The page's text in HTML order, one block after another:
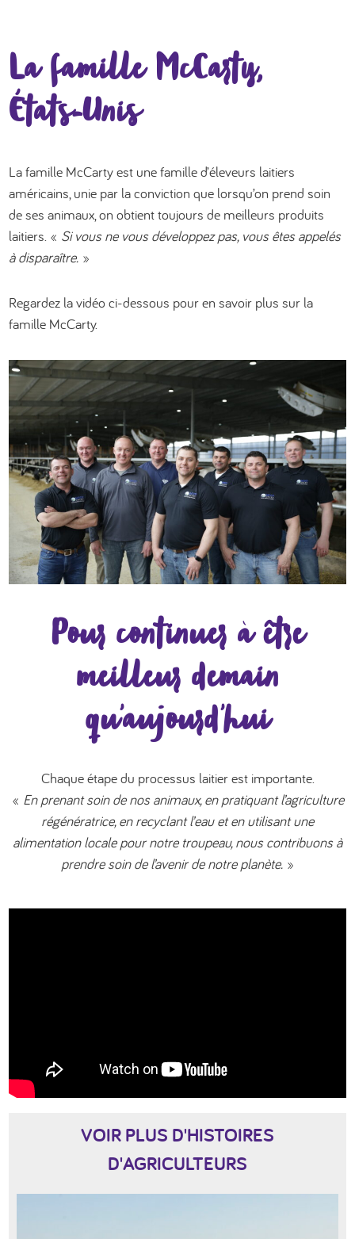
La famille McCarty,
États-Unis
La famille McCarty est une famille d’éleveurs laitiers
américains, unie par la conviction que lorsqu’on prend soin
de ses animaux, on obtient toujours de meilleurs produits
laitiers. « Si vous ne vous développez pas, vous êtes appelés
à disparaître. »
Regardez la vidéo ci-dessous pour en savoir plus sur la
famille McCarty.
Pour continuer à être
meilleur demain
qu’aujourd’hui
Chaque étape du processus laitier est importante.
« En prenant soin de nos animaux, en pratiquant l’agriculture
régénératrice, en recyclant l’eau et en utilisant une
alimentation locale pour notre troupeau, nous contribuons à
prendre soin de l’avenir de notre planète. »
VOIR PLUS D'HISTOIRES
D'AGRICULTEURS